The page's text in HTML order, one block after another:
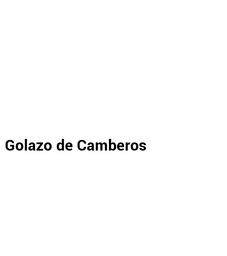
Golazo de Camberos